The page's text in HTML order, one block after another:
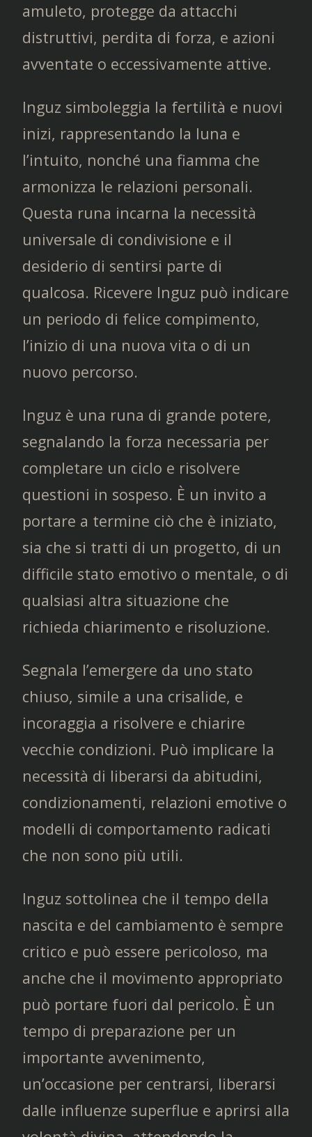
amuleto, protegge da attacchi
distruttivi, perdita di forza, e azioni
avventate o eccessivamente attive.
Inguz simboleggia la fertilità e nuovi
inizi, rappresentando la luna e
l’intuito, nonché una fiamma che
armonizza le relazioni personali.
Questa runa incarna la necessità
universale di condivisione e il
desiderio di sentirsi parte di
qualcosa. Ricevere Inguz può indicare
un periodo di felice compimento,
l’inizio di una nuova vita o di un
nuovo percorso.
Inguz è una runa di grande potere,
segnalando la forza necessaria per
completare un ciclo e risolvere
questioni in sospeso. È un invito a
portare a termine ciò che è iniziato,
sia che si tratti di un progetto, di un
difficile stato emotivo o mentale, o di
qualsiasi altra situazione che
richieda chiarimento e risoluzione.
Segnala l’emergere da uno stato
chiuso, simile a una crisalide, e
incoraggia a risolvere e chiarire
vecchie condizioni. Può implicare la
necessità di liberarsi da abitudini,
condizionamenti, relazioni emotive o
modelli di comportamento radicati
che non sono più utili.
Inguz sottolinea che il tempo della
nascita e del cambiamento è sempre
critico e può essere pericoloso, ma
anche che il movimento appropriato
può portare fuori dal pericolo. È un
tempo di preparazione per un
importante avvenimento,
un’occasione per centrarsi, liberarsi
dalle influenze superflue e aprirsi alla